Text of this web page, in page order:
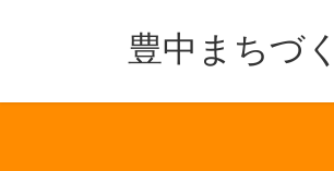
豊中まちづ